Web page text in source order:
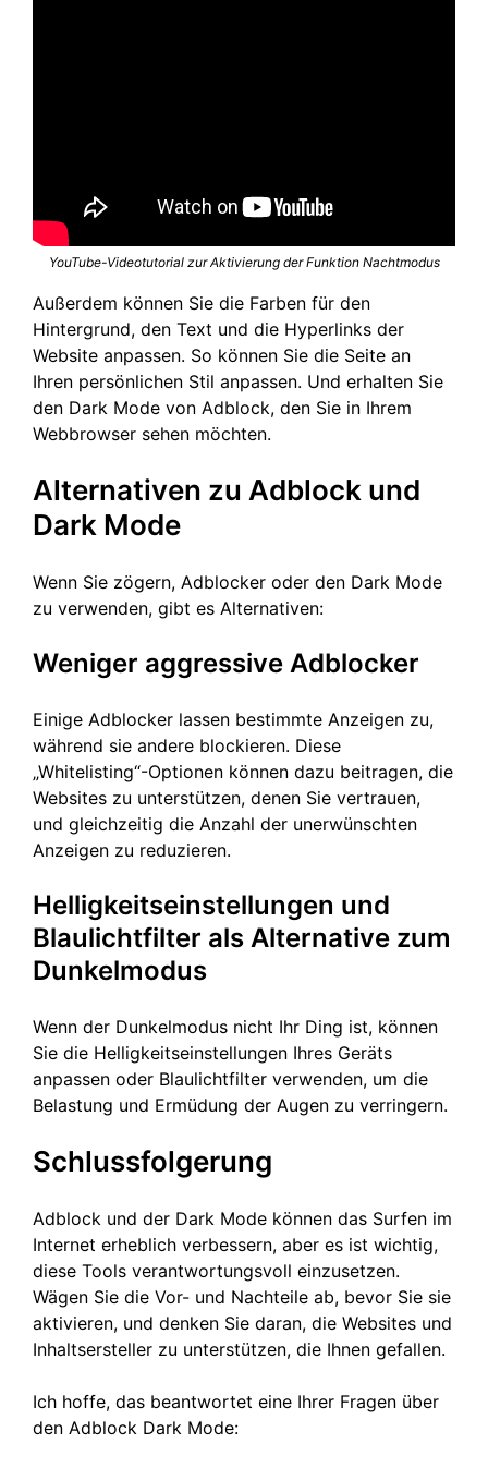
YouTube-Videotutorial zur Aktivierung der Funktion Nachtmodus
Außerdem können Sie die Farben für den
Hintergrund, den Text und die Hyperlinks der
Website anpassen. So können Sie die Seite an
Ihren persönlichen Stil anpassen. Und erhalten Sie
den Dark Mode von Adblock, den Sie in Ihrem
Webbrowser sehen möchten.
Alternativen zu Adblock und
Dark Mode
Wenn Sie zögern, Adblocker oder den Dark Mode
zu verwenden, gibt es Alternativen:
Weniger aggressive Adblocker
Einige Adblocker lassen bestimmte Anzeigen zu,
während sie andere blockieren. Diese
„Whitelisting“-Optionen können dazu beitragen, die
Websites zu unterstützen, denen Sie vertrauen,
und gleichzeitig die Anzahl der unerwünschten
Anzeigen zu reduzieren.
Helligkeitseinstellungen und
Blaulichtfilter als Alternative zum
Dunkelmodus
Wenn der Dunkelmodus nicht Ihr Ding ist, können
Sie die Helligkeitseinstellungen Ihres Geräts
anpassen oder Blaulichtfilter verwenden, um die
Belastung und Ermüdung der Augen zu verringern.
Schlussfolgerung
Adblock und der Dark Mode können das Surfen im
Internet erheblich verbessern, aber es ist wichtig,
diese Tools verantwortungsvoll einzusetzen.
Wägen Sie die Vor- und Nachteile ab, bevor Sie sie
aktivieren, und denken Sie daran, die Websites und
Inhaltsersteller zu unterstützen, die Ihnen gefallen.
Ich hoffe, das beantwortet eine Ihrer Fragen über
den Adblock Dark Mode: